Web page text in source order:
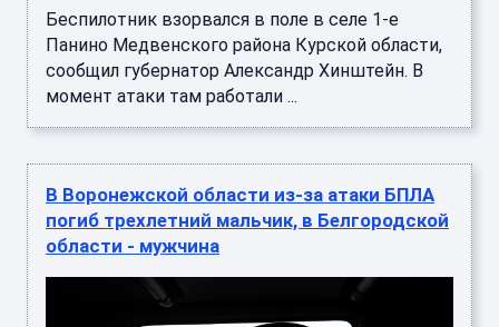
Беспилотник взорвался в поле в селе 1-е
Панино Медвенского района Курской области,
сообщил губернатор Александр Хинштейн. В
момент атаки там работали ...
В Воронежской области из-за атаки БПЛА
погиб трехлетний мальчик, в Белгородской
области - мужчина